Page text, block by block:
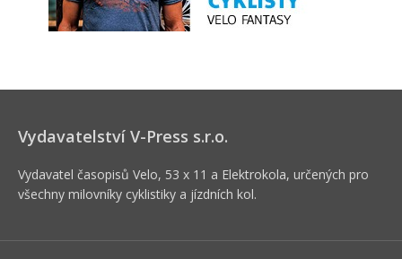
Vydavatelství V-Press s.r.o.
Vydavatel časopisů Velo, 53 x 11 a Elektrokola, určených pro
všechny milovníky cyklistiky a jízdních kol.